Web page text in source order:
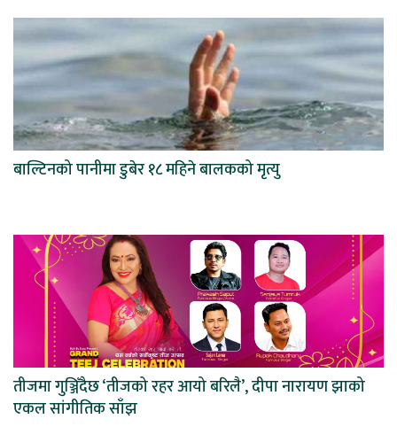
बाल्टिनको पानीमा डुबेर १८ महिने बालकको मृत्यु
तीजमा गुञ्जिँदैछ ‘तीजको रहर आयो बरिलै’, दीपा नारायण झाको
एकल सांगीतिक साँझ